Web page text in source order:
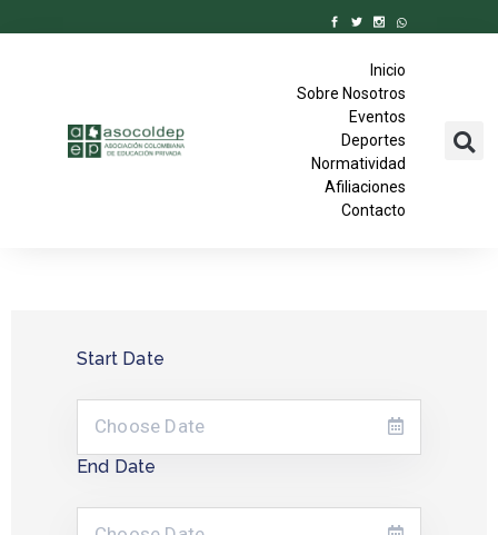
Inicio
Sobre Nosotros
Eventos
Deportes
Normatividad
Afiliaciones
Contacto
Start Date
End Date